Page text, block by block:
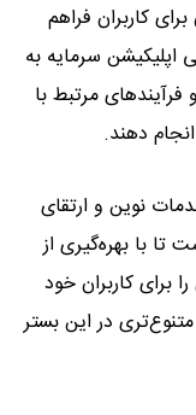
کاربران فراهم
اپلیکیشن سرمایه به
مرتبط با
دهند.
نوین و ارتقای
با بهره‌گیری از
برای کاربران خود
در این بستر